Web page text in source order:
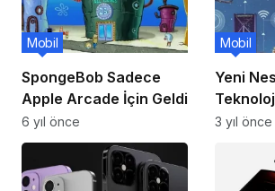
SpongeBob Sadece
Apple Arcade İçin Geldi
Mobil
6 yıl önce
Yeni
Mobil
3 yıl önce